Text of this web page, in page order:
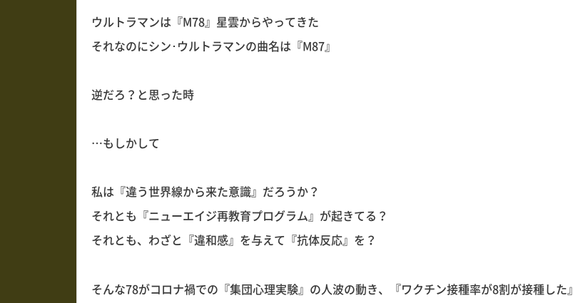
ウルトラマンは『M78』星雲からやってきた
それなのにシン･ウルトラマンの曲名は『M87』
逆だろ？と思った時
…もしかして
私は『違う世界線から来た意識』だろうか？
それとも『ニューエイジ再教育プログラム』が起きてる？
それとも、わざと『違和感』を与えて『抗体反応』を？
そんな78がコロナ禍での『集団心理実験』の人波の動き、『ワクチン接種率が8割が接種した』